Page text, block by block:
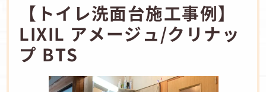
【トイレ洗面台施工事例】
LIXIL アメージュ/クリナッ
プ BTS